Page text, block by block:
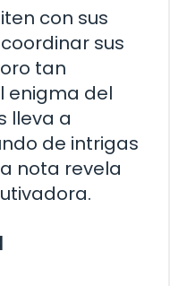
con sus
sus
tan
enigma del
lleva a
de intrigas
nota revela